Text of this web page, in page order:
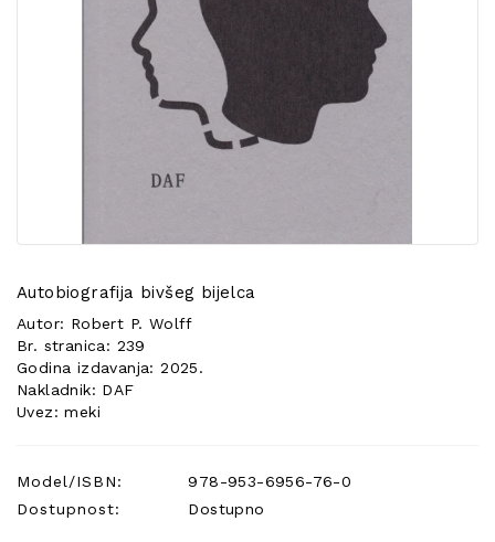
Autobiografija bivšeg bijelca
Autor: Robert P. Wolff
Br. stranica: 239
Godina izdavanja: 2025.
Nakladnik: DAF
Uvez: meki
Model/ISBN:
978-953-6956-76-0
Dostupnost:
Dostupno